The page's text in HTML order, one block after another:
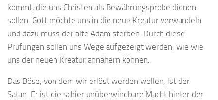
kommt, die uns Christen als Bewährungsprobe dienen
sollen. Gott möchte uns in die neue Kreatur verwandeln
und dazu muss der alte Adam sterben. Durch diese
Prüfungen sollen uns Wege aufgezeigt werden, wie wie
uns der neuen Kreatur annähern können.
Das Böse, von dem wir erlöst werden wollen, ist der
Satan. Er ist die schier unüberwindbare Macht hinter der